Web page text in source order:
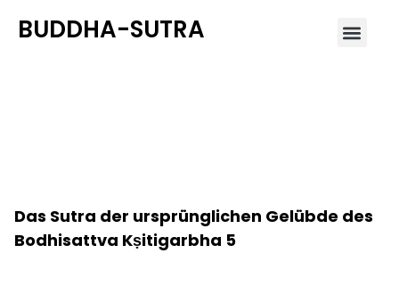
BUDDHA-SUTRA
Das Sutra der ursprünglichen Gelübde des
Bodhisattva Kṣitigarbha 5